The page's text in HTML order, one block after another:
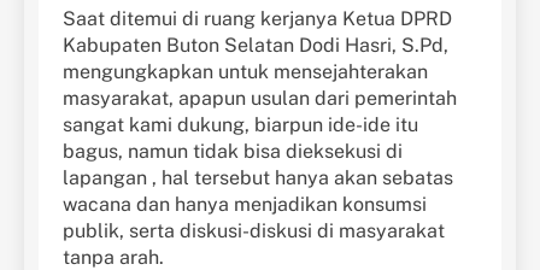
Saat ditemui di ruang kerjanya Ketua DPRD
Kabupaten Buton Selatan Dodi Hasri, S.Pd,
mengungkapkan untuk mensejahterakan
masyarakat, apapun usulan dari pemerintah
sangat kami dukung, biarpun ide-ide itu
bagus, namun tidak bisa dieksekusi di
lapangan , hal tersebut hanya akan sebatas
wacana dan hanya menjadikan konsumsi
publik, serta diskusi-diskusi di masyarakat
tanpa arah.